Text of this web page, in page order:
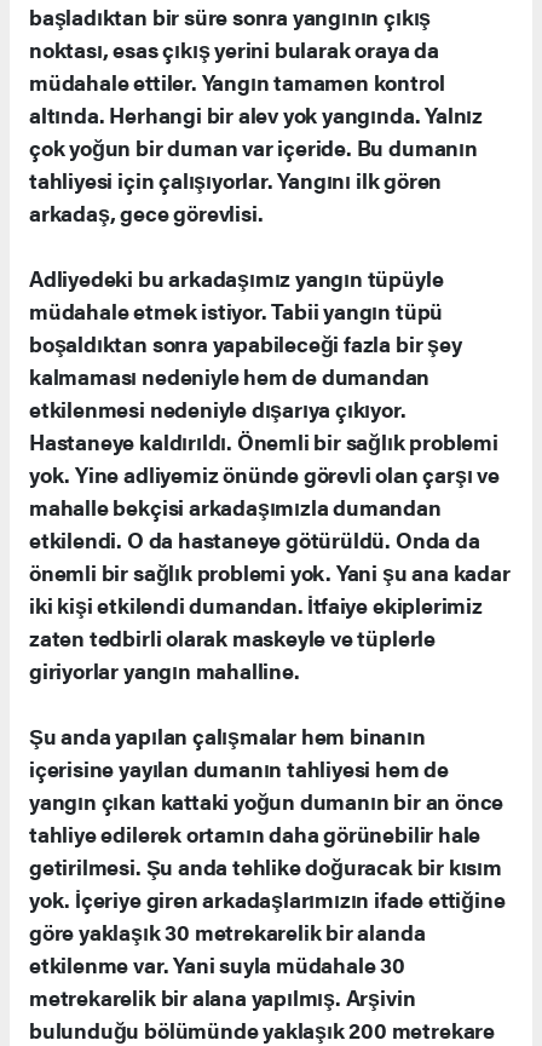
başladıktan bir süre sonra yangının çıkış
noktası, esas çıkış yerini bularak oraya da
müdahale ettiler. Yangın tamamen kontrol
altında. Herhangi bir alev yok yangında. Yalnız
çok yoğun bir duman var içeride. Bu dumanın
tahliyesi için çalışıyorlar. Yangını ilk gören
arkadaş, gece görevlisi.
Adliyedeki bu arkadaşımız yangın tüpüyle
müdahale etmek istiyor. Tabii yangın tüpü
boşaldıktan sonra yapabileceği fazla bir şey
kalmaması nedeniyle hem de dumandan
etkilenmesi nedeniyle dışarıya çıkıyor.
Hastaneye kaldırıldı. Önemli bir sağlık problemi
yok. Yine adliyemiz önünde görevli olan çarşı ve
mahalle bekçisi arkadaşımızla dumandan
etkilendi. O da hastaneye götürüldü. Onda da
önemli bir sağlık problemi yok. Yani şu ana kadar
iki kişi etkilendi dumandan. İtfaiye ekiplerimiz
zaten tedbirli olarak maskeyle ve tüplerle
giriyorlar yangın mahalline.
Şu anda yapılan çalışmalar hem binanın
içerisine yayılan dumanın tahliyesi hem de
yangın çıkan kattaki yoğun dumanın bir an önce
tahliye edilerek ortamın daha görünebilir hale
getirilmesi. Şu anda tehlike doğuracak bir kısım
yok. İçeriye giren arkadaşlarımızın ifade ettiğine
göre yaklaşık 30 metrekarelik bir alanda
etkilenme var. Yani suyla müdahale 30
metrekarelik bir alana yapılmış. Arşivin
bulunduğu bölümünde yaklaşık 200 metrekare